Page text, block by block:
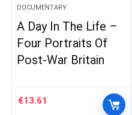
DOCUMENTARY
A Day In The Life –
Four Portraits Of
Post-War Britain
€13.61